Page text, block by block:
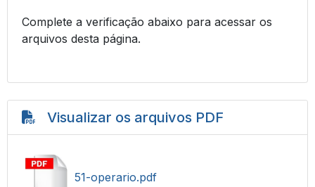
Complete a verificação abaixo para acessar os
arquivos desta página.
Visualizar os arquivos PDF
51-operario.pdf